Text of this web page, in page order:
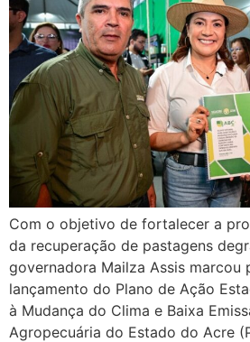
Com o objetivo de fortalecer a
da recuperação de pastagens
governadora Mailza Assis marcou
lançamento do Plano de Ação
à Mudança do Clima e Baixa
Agropecuária do Estado do Acre